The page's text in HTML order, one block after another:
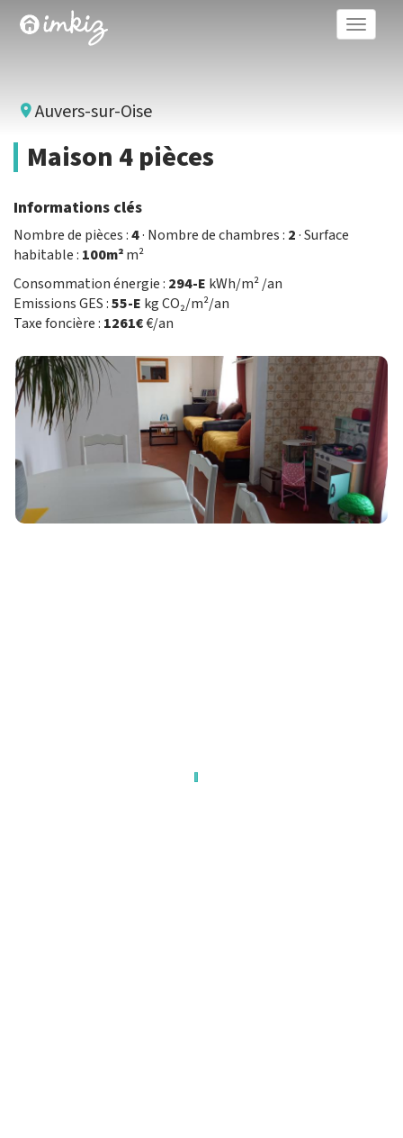
Toggle
Auvers-sur-Oise
Maison 4 pièces
Informations clés
Nombre de pièces :4· Nombre de chambres : 2· Surface
habitable : 100m²m²
Consommation énergie : 294-E kWh/m² /an
Emissions GES :55-E kg CO₂/m²/an
Taxe foncière : 1261€€/an